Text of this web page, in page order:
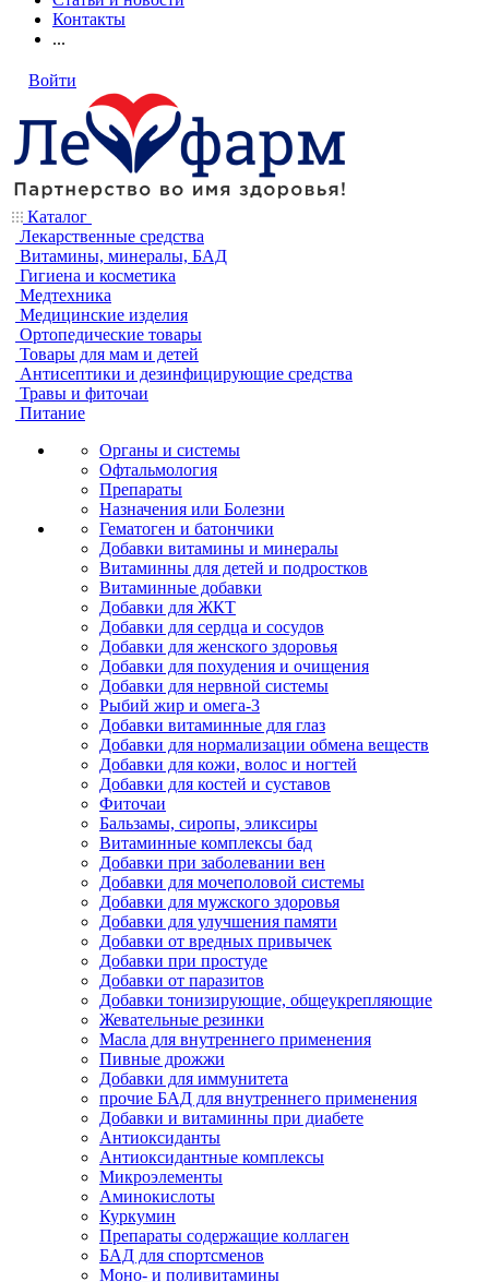
Контакты
...
Войти
Каталог
Лекарственные средства
Витамины, минералы, БАД
Гигиена и косметика
Медтехника
Медицинские изделия
Ортопедические товары
Товары для мам и детей
Антисептики и дезинфицирующие средства
Травы и фиточаи
Питание
Органы и системы
Офтальмология
Препараты
Назначения или Болезни
Гематоген и батончики
Добавки витамины и минералы
Витаминны для детей и подростков
Витаминные добавки
Добавки для ЖКТ
Добавки для сердца и сосудов
Добавки для женского здоровья
Добавки для похудения и очищения
Добавки для нервной системы
Рыбий жир и омега-3
Добавки витаминные для глаз
Добавки для нормализации обмена веществ
Добавки для кожи, волос и ногтей
Добавки для костей и суставов
Фиточаи
Бальзамы, сиропы, эликсиры
Витаминные комплексы бад
Добавки при заболевании вен
Добавки для мочеполовой системы
Добавки для мужского здоровья
Добавки для улучшения памяти
Добавки от вредных привычек
Добавки при простуде
Добавки от паразитов
Добавки тонизирующие, общеукрепляющие
Жевательные резинки
Масла для внутреннего применения
Пивные дрожжи
Добавки для иммунитета
прочие БАД для внутреннего применения
Добавки и витаминны при диабете
Антиоксиданты
Антиоксидантные комплексы
Микроэлементы
Аминокислоты
Куркумин
Препараты содержащие коллаген
БАД для спортсменов
Моно- и поливитамины